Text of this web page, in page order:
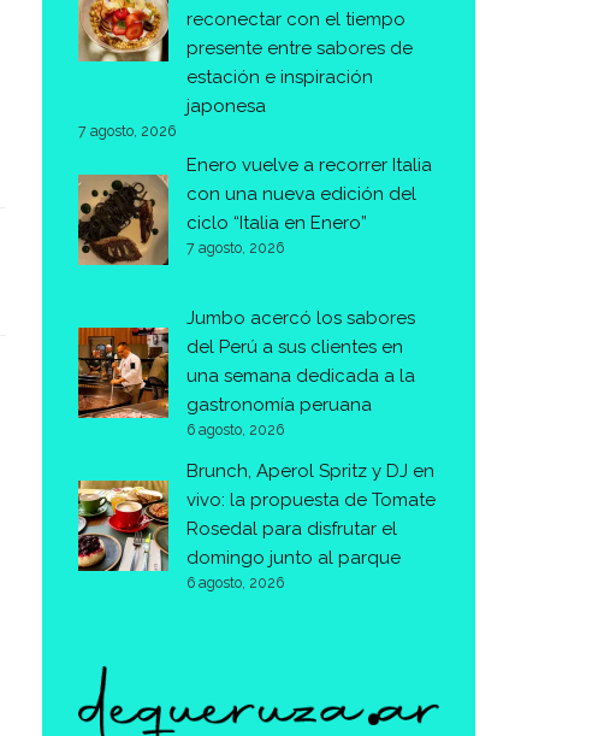
reconectar con el tiempo
presente entre sabores de
estación e inspiración
japonesa
7 agosto, 2026
Enero vuelve a recorrer Italia
con una nueva edición del
ciclo “Italia en Enero”
7 agosto, 2026
Jumbo acercó los sabores
del Perú a sus clientes en
una semana dedicada a la
gastronomía peruana
6 agosto, 2026
Brunch, Aperol Spritz y DJ en
vivo: la propuesta de Tomate
Rosedal para disfrutar el
domingo junto al parque
6 agosto, 2026